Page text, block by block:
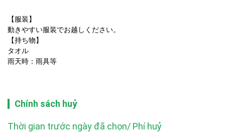
【服装】
動きやすい服装でお越しください。
【持ち物】
タオル
雨天時：雨具等
Chính sách huỷ
Thời gian trước ngày đã chọn/ Phí huỷ